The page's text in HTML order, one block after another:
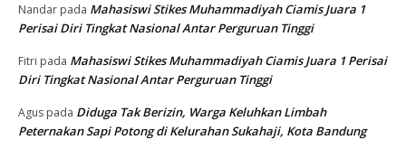
Nandar pada Mahasiswi Stikes Muhammadiyah Ciamis Juara 1
Perisai Diri Tingkat Nasional Antar Perguruan Tinggi
Fitri pada Mahasiswi Stikes Muhammadiyah Ciamis Juara 1 Perisai
Diri Tingkat Nasional Antar Perguruan Tinggi
Agus pada Diduga Tak Berizin, Warga Keluhkan Limbah
Peternakan Sapi Potong di Kelurahan Sukahaji, Kota Bandung